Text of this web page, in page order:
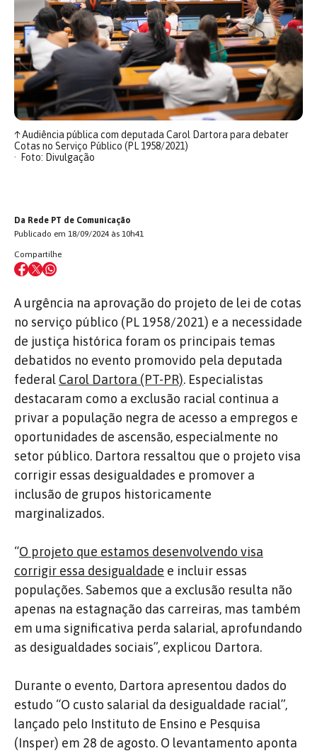
↑Audiência pública com deputada Carol Dartora para debater
Cotas no Serviço Público (PL 1958/2021)
Foto: Divulgação
Da Rede PT de Comunicação
Publicado em 18/09/2024 às 10h41
Compartilhe
A urgência na aprovação do projeto de lei de cotas
no serviço público (PL 1958/2021) e a necessidade
de justiça histórica foram os principais temas
debatidos no evento promovido pela deputada
federal Carol Dartora (PT-PR). Especialistas
destacaram como a exclusão racial continua a
privar a população negra de acesso a empregos e
oportunidades de ascensão, especialmente no
setor público. Dartora ressaltou que o projeto visa
corrigir essas desigualdades e promover a
inclusão de grupos historicamente
marginalizados.
“O projeto que estamos desenvolvendo visa
corrigir essa desigualdade e incluir essas
populações. Sabemos que a exclusão resulta não
apenas na estagnação das carreiras, mas também
em uma significativa perda salarial, aprofundando
as desigualdades sociais”, explicou Dartora.
Durante o evento, Dartora apresentou dados do
estudo “O custo salarial da desigualdade racial”,
lançado pelo Instituto de Ensino e Pesquisa
(Insper) em 28 de agosto. O levantamento aponta